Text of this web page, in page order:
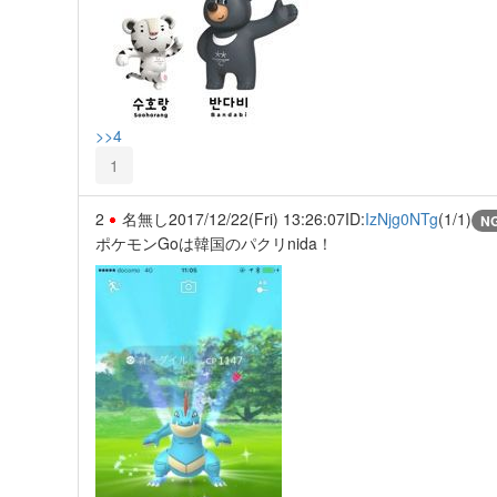
>>4
1
2 名無し2017/12/22(Fri) 13:26:07ID:IzNjg0NTg(1/1)
ポケモンGoは韓国のパクリnida！